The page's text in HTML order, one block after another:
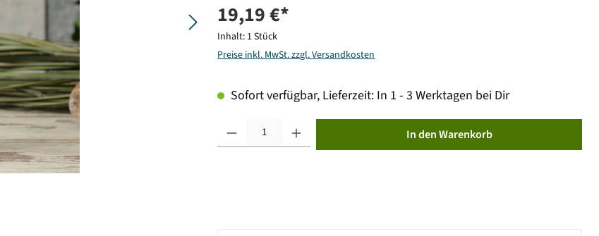
19,19 €*
Inhalt: 1 Stück
Preise inkl. MwSt. zzgl. Versandkosten
Sofort verfügbar, Lieferzeit: In 1 - 3 Werktagen bei Dir
In den Warenkorb